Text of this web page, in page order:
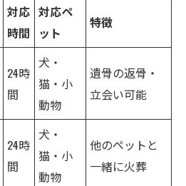
対応
時間
対応ペ
ット
特徴
24時
間
犬・
猫・小
動物
遺骨の返骨・
立会い可能
24時
間
犬・
猫・小
動物
他のペットと
一緒に火葬